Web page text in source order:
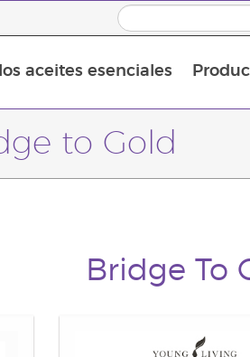
aceites esenciales
to Gold
Bridge To